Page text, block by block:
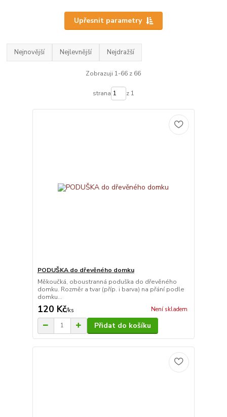
Upřesnit parametry
Nejnovější Nejlevnější Nejdražší
Zobrazuji 1-66 z 66
strana z 1
PODUŠKA do dřevěného domku
Měkoučká, oboustranná poduška do dřevěného
domku. Rozměr a tvar (příp. i barva) na přání podle
domku...
120 Kč/ks Není skladem
Přidat do košíku